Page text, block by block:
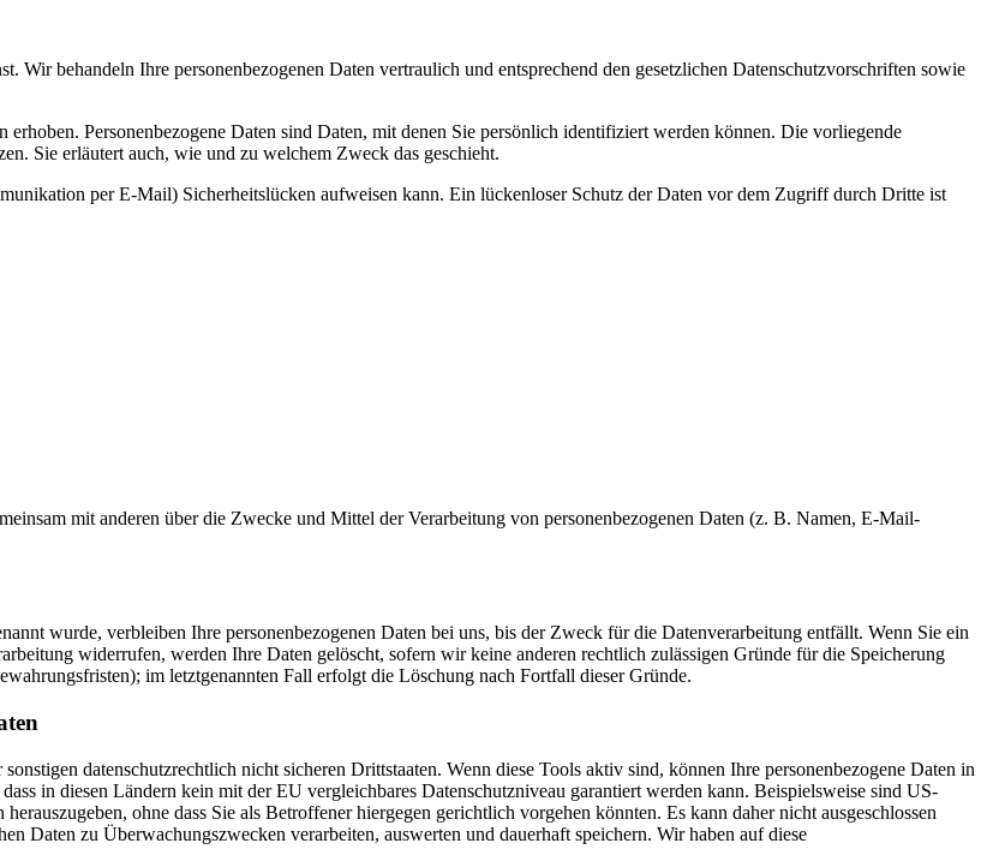
Wir behandeln Ihre personenbezogenen Daten vertraulich und entsprechend den gesetzlichen Datenschutzvorschriften sowie
erhoben. Personenbezogene Daten sind Daten, mit denen Sie persönlich identifiziert werden können. Die vorliegende
Sie erläutert auch, wie und zu welchem Zweck das geschieht.
per E-Mail) Sicherheitslücken aufweisen kann. Ein lückenloser Schutz der Daten vor dem Zugriff durch Dritte ist
mit anderen über die Zwecke und Mittel der Verarbeitung von personenbezogenen Daten (z. B. Namen, E-Mail-
wurde, verbleiben Ihre personenbezogenen Daten bei uns, bis der Zweck für die Datenverarbeitung entfällt. Wenn Sie ein
widerrufen, werden Ihre Daten gelöscht, sofern wir keine anderen rechtlich zulässigen Gründe für die Speicherung
im letztgenannten Fall erfolgt die Löschung nach Fortfall dieser Gründe.
datenschutzrechtlich nicht sicheren Drittstaaten. Wenn diese Tools aktiv sind, können Ihre personenbezogene Daten in
in diesen Ländern kein mit der EU vergleichbares Datenschutzniveau garantiert werden kann. Beispielsweise sind US-
ohne dass Sie als Betroffener hiergegen gerichtlich vorgehen könnten. Es kann daher nicht ausgeschlossen
Daten zu Überwachungszwecken verarbeiten, auswerten und dauerhaft speichern. Wir haben auf diese